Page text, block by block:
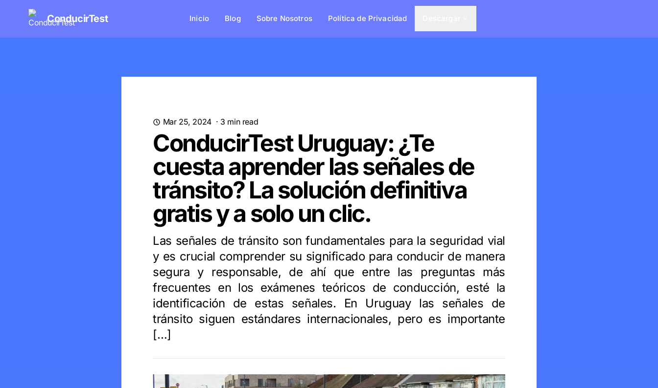
ConducirTest Inicio Blog Sobre Nosotros Política de Privacidad
Mar 25, 2024· 3 min read
ConducirTest Uruguay: ¿Te
cuesta aprender las señales de
tránsito? La solución definitiva
gratis y a solo un clic.
Las señales de tránsito son fundamentales para la seguridad vial
y es crucial comprender su significado para conducir de manera
segura y responsable, de ahí que entre las preguntas más
frecuentes en los exámenes teóricos de conducción, esté la
identificación de estas señales. En Uruguay las señales de
tránsito siguen estándares internacionales, pero es importante
[…]